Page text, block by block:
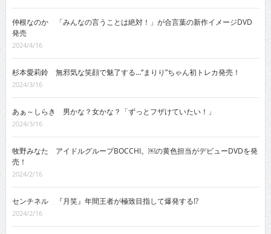
仲根なのか 「みんなの言うことは絶対！」が合言葉の新作イメージDVD
発売
2024/4/16
杉本愛莉鈴 無邪気な笑顔で魅了する…“まりり”ちゃん初トレカ発売！
2024/3/16
あぁ～しらき 男かな？女かな？「ずっとフザけていたい！」
2024/3/16
牧野みなた アイドルグループBOCCHI。￼の黄色担当がデビューDVDを発
売！
2024/2/16
センチネル 『月笑』年間王者が極致目指して爆発する!?
2024/2/16